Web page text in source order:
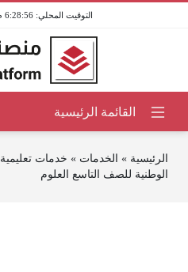
6:28:56 م / 9 أغسطس 2026
الرئيسية » الخدمات » خدمات تعليمية
الوطنية للصف التاسع العلوم